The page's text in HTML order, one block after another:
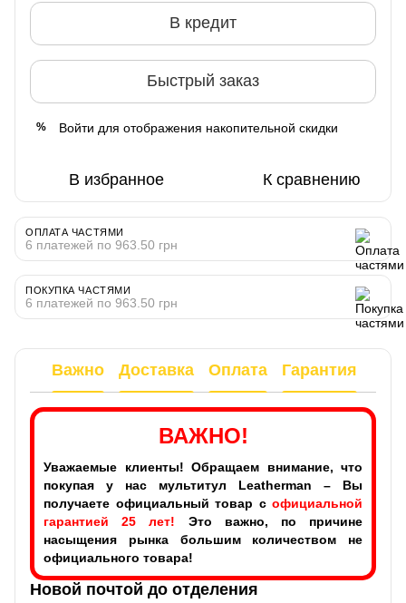
В кредит
Быстрый заказ
% Войти для отображения накопительной скидки
В избранное К сравнению
ОПЛАТА ЧАСТЯМИ
6 платежей по 963.50 грн
ПОКУПКА ЧАСТЯМИ
6 платежей по 963.50 грн
Важно Доставка Оплата Гарантия
ВАЖНО!
Уважаемые клиенты! Обращаем внимание, что
покупая у нас мультитул Leatherman – Вы
получаете официальный товар с официальной
гарантией 25 лет! Это важно, по причине
насыщения рынка большим количеством не
официального товара!
Новой почтой до отделения